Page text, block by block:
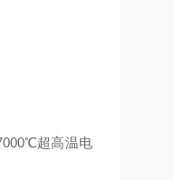
超高温电